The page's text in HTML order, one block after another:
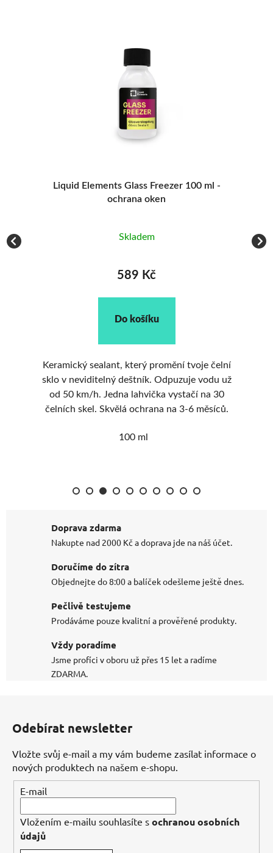
Liquid Elements Glass Freezer 100 ml -
ochrana oken
Skladem
589 Kč
Do košíku
Keramický sealant, který promění tvoje čelní
sklo v neviditelný deštník. Odpuzuje vodu už
od 50 km/h. Jedna lahvička vystačí na 30
čelních skel. Skvělá ochrana na 3-6 měsíců.
100 ml
Doprava zdarma
Nakupte nad 2000 Kč a doprava jde na náš účet.
Doručíme do zítra
Objednejte do 8:00 a balíček odešleme ještě dnes.
Pečlivě testujeme
Prodáváme pouze kvalitní a prověřené produkty.
Vždy poradíme
Jsme profíci v oboru už přes 15 let a radíme
ZDARMA.
Odebírat newsletter
Vložte svůj e-mail a my vám budeme zasílat informace o
nových produktech na našem e-shopu.
E-mail
Vložením e-mailu souhlasíte s ochranou osobních
údajů